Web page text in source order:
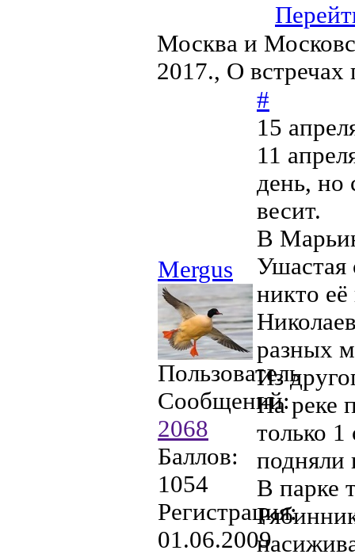
Москва и
2017., О
Mergus
Пользователь
Сообщений:
2068
Баллов:
1054
Регистрация:
01.06.2009
#
15
11
день, но
весит.
В
Ушастая
никто
разных
Из
На реке
только
подняли
В парке